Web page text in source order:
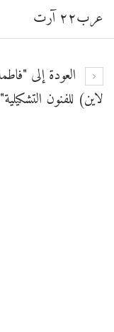
عرب٢٢ آرت
لاين) للفنون التشكيلية"